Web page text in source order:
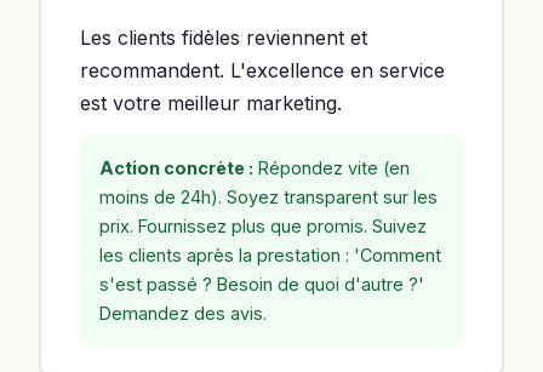
Les clients fidèles reviennent et
recommandent. L'excellence en service
est votre meilleur marketing.
Action concrète : Répondez vite (en
moins de 24h). Soyez transparent sur les
prix. Fournissez plus que promis. Suivez
les clients après la prestation : 'Comment
s'est passé ? Besoin de quoi d'autre ?'
Demandez des avis.